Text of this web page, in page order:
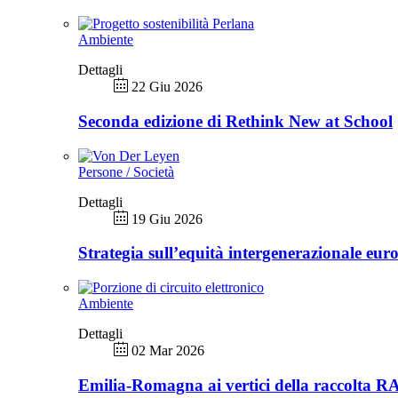
Ambiente
Dettagli
22 Giu 2026
Seconda edizione di Rethink New at School
Persone / Società
Dettagli
19 Giu 2026
Strategia sull’equità intergenerazionale
Ambiente
Dettagli
02 Mar 2026
Emilia-Romagna ai vertici della raccolta